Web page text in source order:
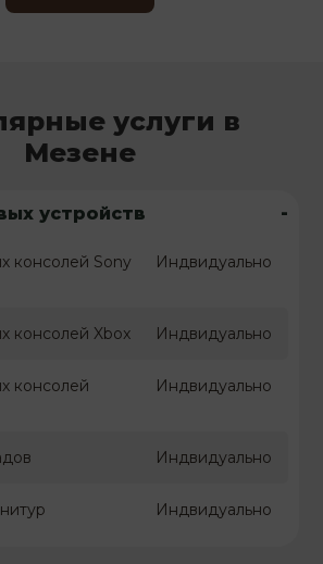
услуги в
Мезене
устройств -
консолей Sony
Индвидуально
консолей Xbox Индвидуально
консолей
Индвидуально
Индвидуально
Индвидуально